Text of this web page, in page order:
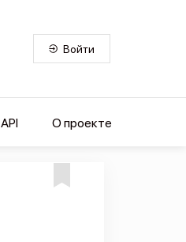
Войти
API О проекте